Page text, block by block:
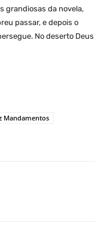
grandiosas da novela,
passar, e depois o
No deserto Deus
Mandamentos